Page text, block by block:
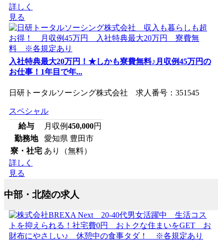
詳しく
見る
入社特典最大20万円！★しかも寮費無料♪月収例45万円の
お仕事！1年目で年...
日研トータルソーシング株式会社 求人番号：351545
スペシャル
給与
月収例450,000円
勤務地
愛知県 豊田市
寮・社宅 あり（無料）
詳しく
見る
中部・北陸の求人